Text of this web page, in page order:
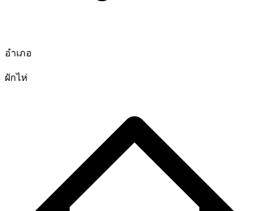
อำเภอ
ผักไห่